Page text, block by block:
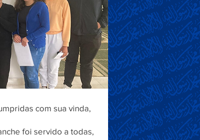
com sua vinda,
foi servido a todas,